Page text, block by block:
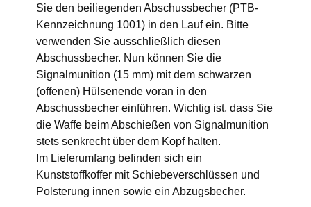
Sie den beiliegenden Abschussbecher (PTB-
Kennzeichnung 1001) in den Lauf ein. Bitte
verwenden Sie ausschließlich diesen
Abschussbecher. Nun können Sie die
Signalmunition (15 mm) mit dem schwarzen
(offenen) Hülsenende voran in den
Abschussbecher einführen. Wichtig ist, dass Sie
die Waffe beim Abschießen von Signalmunition
stets senkrecht über dem Kopf halten.
Im Lieferumfang befinden sich ein
Kunststoffkoffer mit Schiebeverschlüssen und
Polsterung innen sowie ein Abzugsbecher.